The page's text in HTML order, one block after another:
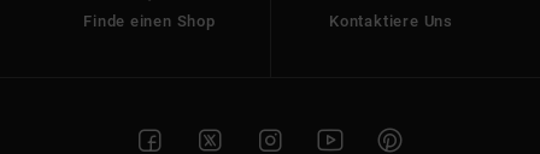
Finde einen Shop Kontaktiere Uns